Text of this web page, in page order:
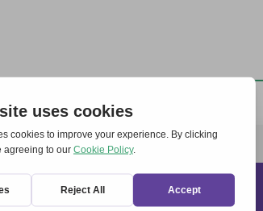
CONTATTI ATTÌVATI